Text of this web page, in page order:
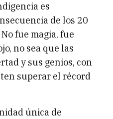
es
de los 20
fue magia, fue
no sea que las
y sus genios, con
superar el récord
única de